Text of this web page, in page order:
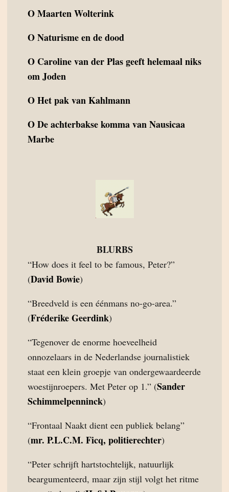
OMaarten Wolterink
ONaturisme en de dood
O Caroline van der Plas geeft helemaal niks
om Joden
OHet pak van Kahlmann
ODe achterbakse komma van Nausicaa
Marbe
BLURBS
“How does it feel to be famous, Peter?”
(David Bowie)
“Breedveld is een éénmans no-go-area.”
(Fréderike Geerdink)
“Tegenover de enorme hoeveelheid
onnozelaars in de Nederlandse journalistiek
staat een klein groepje van ondergewaardeerde
woestijnroepers. Met Peter op 1.” (Sander
Schimmelpenninck)
“Frontaal Naakt dient een publiek belang”
(mr. P.L.C.M. Ficq, politierechter)
“Peter schrijft hartstochtelijk, natuurlijk
beargumenteerd, maar zijn stijl volgt het ritme